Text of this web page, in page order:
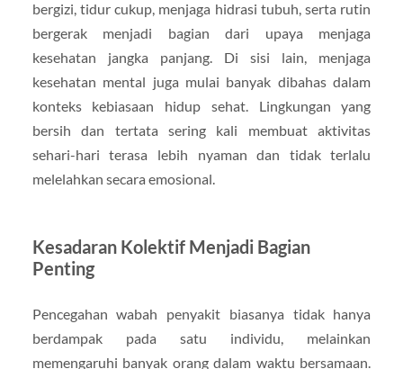
bergizi, tidur cukup, menjaga hidrasi tubuh, serta rutin
bergerak menjadi bagian dari upaya menjaga
kesehatan jangka panjang. Di sisi lain, menjaga
kesehatan mental juga mulai banyak dibahas dalam
konteks kebiasaan hidup sehat. Lingkungan yang
bersih dan tertata sering kali membuat aktivitas
sehari-hari terasa lebih nyaman dan tidak terlalu
melelahkan secara emosional.
Kesadaran Kolektif Menjadi Bagian
Penting
Pencegahan wabah penyakit biasanya tidak hanya
berdampak pada satu individu, melainkan
memengaruhi banyak orang dalam waktu bersamaan.